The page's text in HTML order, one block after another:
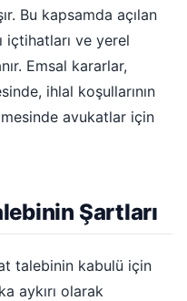
Bu kapsamda açılan
içtihatları ve yerel
Emsal kararlar,
ihlal koşullarının
avukatlar için
Şartları
talebinin kabulü için
aykırı olarak